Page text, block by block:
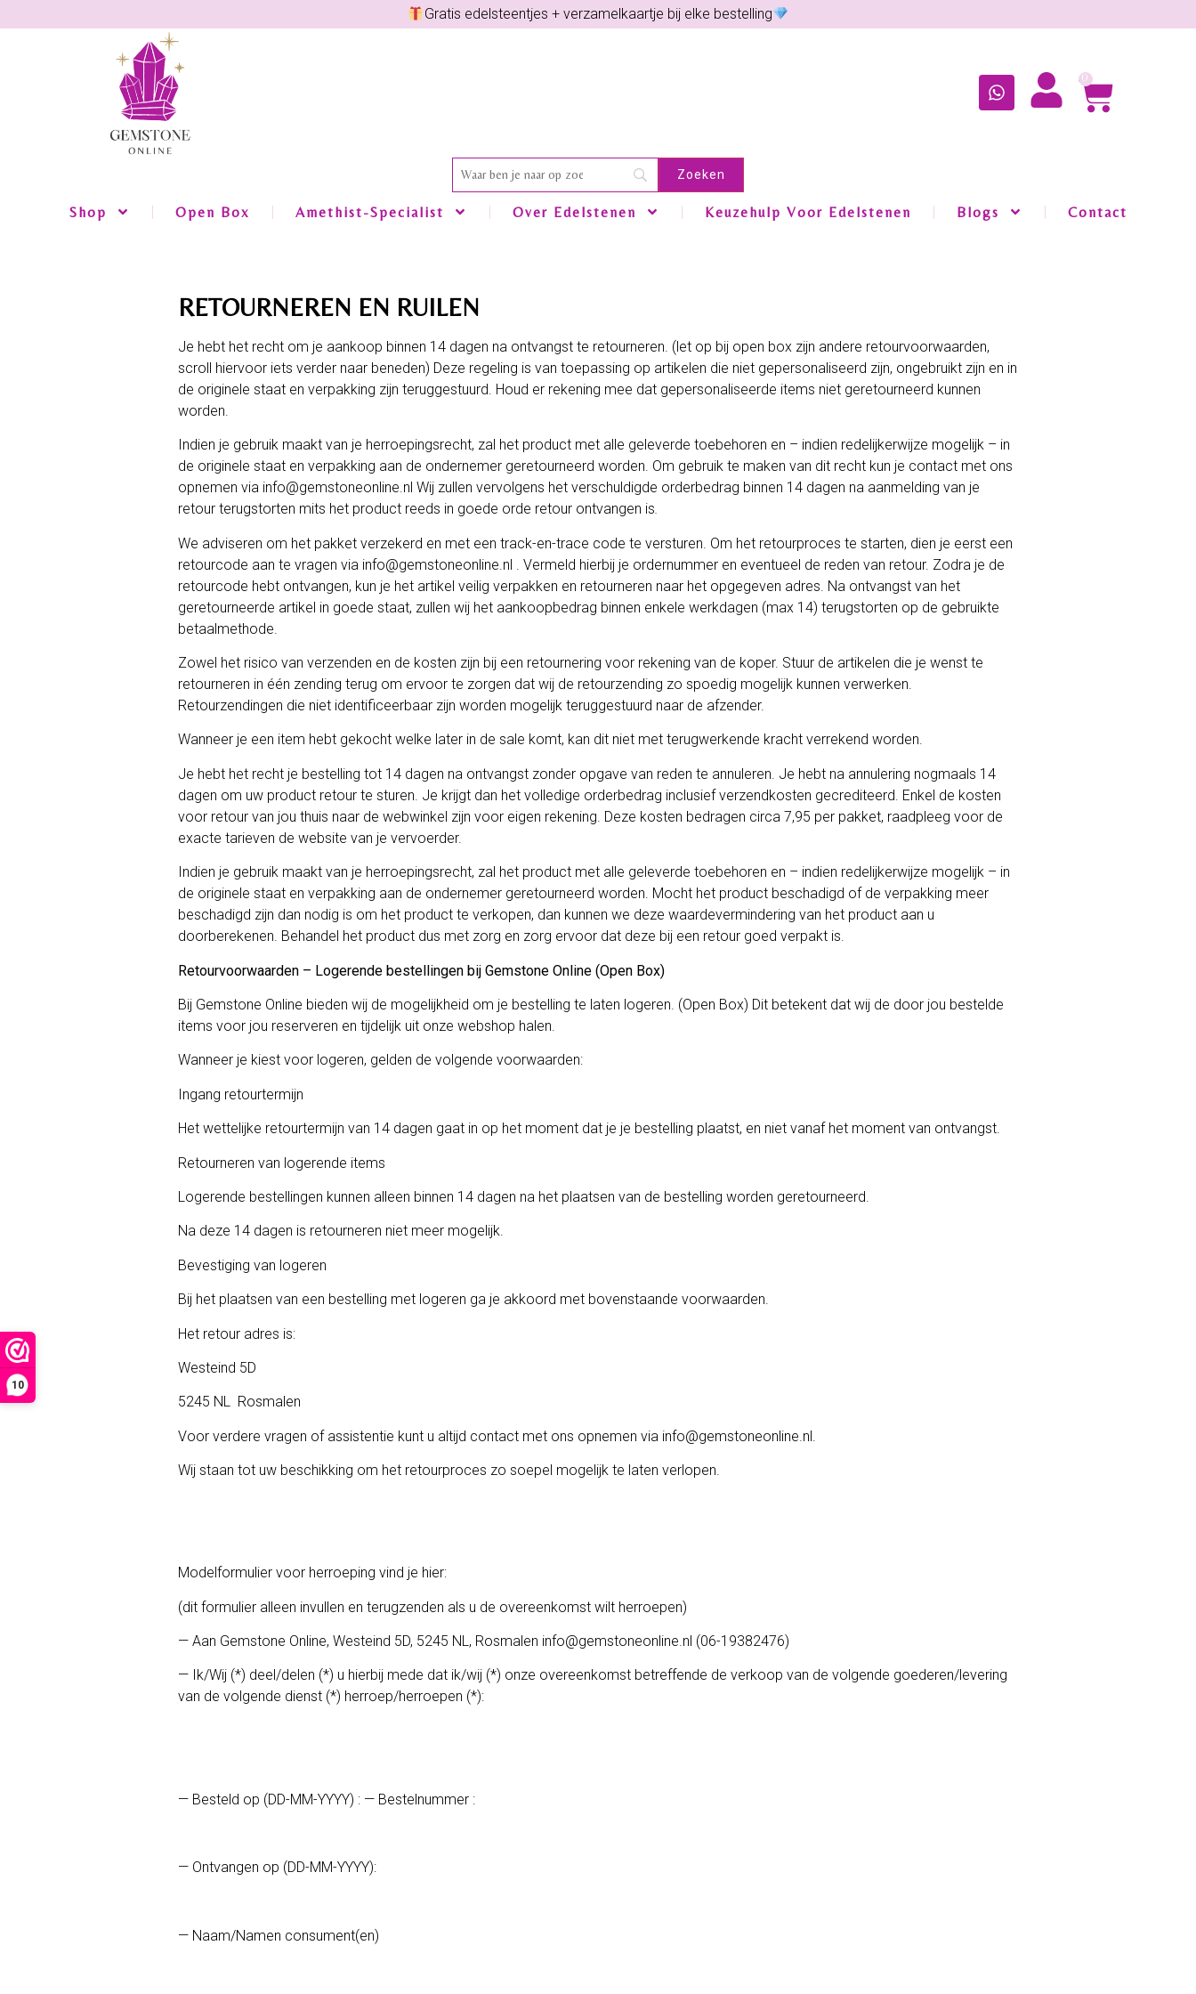
10
Gratis edelsteentjes + verzamelkaartje bij elke bestelling
0
Shop Open Box Amethist-Specialist Over Edelstenen Keuzehulp Voor Edelstenen Blogs Contact
RETOURNEREN EN RUILEN
Je hebt het recht om je aankoop binnen 14 dagen na ontvangst te retourneren. (let op bij open box zijn andere retourvoorwaarden,
scroll hiervoor iets verder naar beneden) Deze regeling is van toepassing op artikelen die niet gepersonaliseerd zijn, ongebruikt zijn en in
de originele staat en verpakking zijn teruggestuurd. Houd er rekening mee dat gepersonaliseerde items niet geretourneerd kunnen
worden.
Indien je gebruik maakt van je herroepingsrecht, zal het product met alle geleverde toebehoren en – indien redelijkerwijze mogelijk – in
de originele staat en verpakking aan de ondernemer geretourneerd worden. Om gebruik te maken van dit recht kun je contact met ons
opnemen via info@gemstoneonline.nl Wij zullen vervolgens het verschuldigde orderbedrag binnen 14 dagen na aanmelding van je
retour terugstorten mits het product reeds in goede orde retour ontvangen is.
We adviseren om het pakket verzekerd en met een track-en-trace code te versturen. Om het retourproces te starten, dien je eerst een
retourcode aan te vragen via info@gemstoneonline.nl . Vermeld hierbij je ordernummer en eventueel de reden van retour. Zodra je de
retourcode hebt ontvangen, kun je het artikel veilig verpakken en retourneren naar het opgegeven adres. Na ontvangst van het
geretourneerde artikel in goede staat, zullen wij het aankoopbedrag binnen enkele werkdagen (max 14) terugstorten op de gebruikte
betaalmethode.
Zowel het risico van verzenden en de kosten zijn bij een retournering voor rekening van de koper. Stuur de artikelen die je wenst te
retourneren in één zending terug om ervoor te zorgen dat wij de retourzending zo spoedig mogelijk kunnen verwerken.
Retourzendingen die niet identificeerbaar zijn worden mogelijk teruggestuurd naar de afzender.
Wanneer je een item hebt gekocht welke later in de sale komt, kan dit niet met terugwerkende kracht verrekend worden.
Je hebt het recht je bestelling tot 14 dagen na ontvangst zonder opgave van reden te annuleren. Je hebt na annulering nogmaals 14
dagen om uw product retour te sturen. Je krijgt dan het volledige orderbedrag inclusief verzendkosten gecrediteerd. Enkel de kosten
voor retour van jou thuis naar de webwinkel zijn voor eigen rekening. Deze kosten bedragen circa 7,95 per pakket, raadpleeg voor de
exacte tarieven de website van je vervoerder.
Indien je gebruik maakt van je herroepingsrecht, zal het product met alle geleverde toebehoren en – indien redelijkerwijze mogelijk – in
de originele staat en verpakking aan de ondernemer geretourneerd worden. Mocht het product beschadigd of de verpakking meer
beschadigd zijn dan nodig is om het product te verkopen, dan kunnen we deze waardevermindering van het product aan u
doorberekenen. Behandel het product dus met zorg en zorg ervoor dat deze bij een retour goed verpakt is.
Retourvoorwaarden – Logerende bestellingen bij Gemstone Online (Open Box)
Bij Gemstone Online bieden wij de mogelijkheid om je bestelling te laten logeren. (Open Box) Dit betekent dat wij de door jou bestelde
items voor jou reserveren en tijdelijk uit onze webshop halen.
Wanneer je kiest voor logeren, gelden de volgende voorwaarden:
Ingang retourtermijn
Het wettelijke retourtermijn van 14 dagen gaat in op het moment dat je je bestelling plaatst, en niet vanaf het moment van ontvangst.
Retourneren van logerende items
Logerende bestellingen kunnen alleen binnen 14 dagen na het plaatsen van de bestelling worden geretourneerd.
Na deze 14 dagen is retourneren niet meer mogelijk.
Bevestiging van logeren
Bij het plaatsen van een bestelling met logeren ga je akkoord met bovenstaande voorwaarden.
Het retour adres is:
Westeind 5D
5245 NL Rosmalen
Voor verdere vragen of assistentie kunt u altijd contact met ons opnemen via info@gemstoneonline.nl.
Wij staan tot uw beschikking om het retourproces zo soepel mogelijk te laten verlopen.
Modelformulier voor herroeping vind je hier:
(dit formulier alleen invullen en terugzenden als u de overeenkomst wilt herroepen)
— Aan Gemstone Online, Westeind 5D, 5245 NL, Rosmalen info@gemstoneonline.nl (06-19382476)
— Ik/Wij (*) deel/delen (*) u hierbij mede dat ik/wij (*) onze overeenkomst betreffende de verkoop van de volgende goederen/levering
van de volgende dienst (*) herroep/herroepen (*):
— Besteld op (DD-MM-YYYY) : — Bestelnummer :
— Ontvangen op (DD-MM-YYYY):
— Naam/Namen consument(en)